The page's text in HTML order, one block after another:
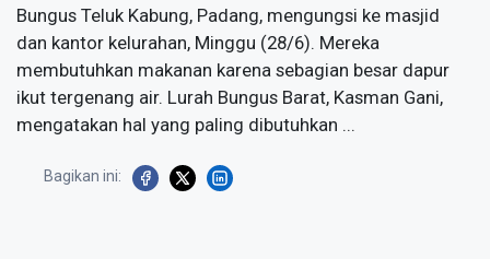
Bungus Teluk Kabung, Padang, mengungsi ke masjid
dan kantor kelurahan, Minggu (28/6). Mereka
membutuhkan makanan karena sebagian besar dapur
ikut tergenang air. Lurah Bungus Barat, Kasman Gani,
mengatakan hal yang paling dibutuhkan ...
Bagikan ini: